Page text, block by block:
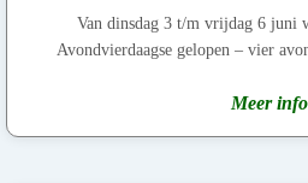
Van dinsdag 3 t/m vrijdag 6 juni
Avondvierdaagse gelopen – vier
Meer info